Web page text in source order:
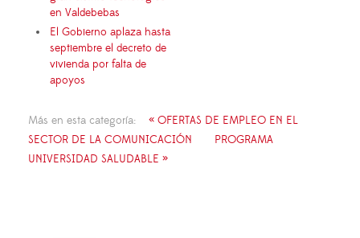
en Valdebebas
El Gobierno aplaza hasta
septiembre el decreto de
vivienda por falta de
apoyos
Más en esta categoría:
« OFERTAS DE EMPLEO EN EL
SECTOR DE LA COMUNICACIÓN
PROGRAMA
UNIVERSIDAD SALUDABLE »